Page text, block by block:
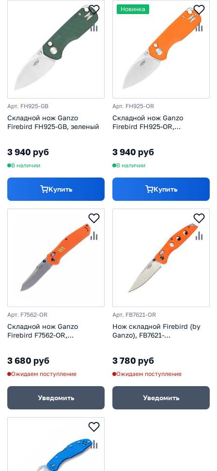
Арт. FH925-GB
Складной нож Ganzo
Firebird FH925-GB, зеленый
3 940 руб
В наличии
Купить
Новинка
Арт. FH925-OR
Складной нож Ganzo
Firebird FH925-OR,
3 940 руб
В наличии
Купить
Арт. F7562-OR
Складной нож Ganzo
Firebird F7562-OR,
3 680 руб
Ожидаем поступление
Уведомить
Арт. FB7621-OR
Нож складной Firebird (by
Ganzo), FB7621-
3 780 руб
Ожидаем поступление
Уведомить